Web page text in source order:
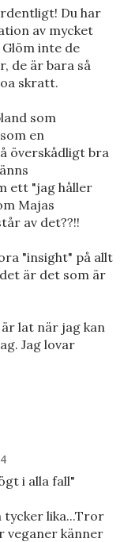
Du har
av mycket
inte de
de är bara så
skratt.
som
en
överskådligt bra
ett "jag håller
Majas
av det??!!
"insight" på allt
är det som är
lat när jag kan
Jag lovar
i alla fall"
tycker lika...Tror
veganer känner